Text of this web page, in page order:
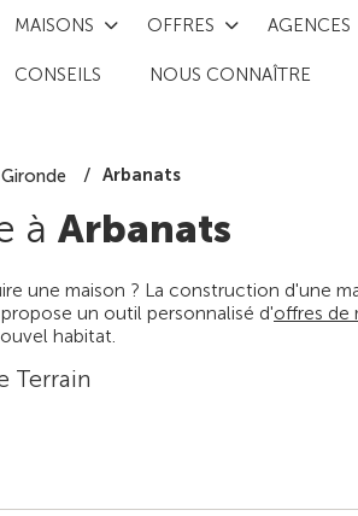
MAISONS OFFRES AGENCES
CONSEILS NOUS CONNAÎTRE
Gironde Arbanats
à Arbanats
une maison ? La construction d'une
un outil personnalisé d'offres de
habitat.
Terrain